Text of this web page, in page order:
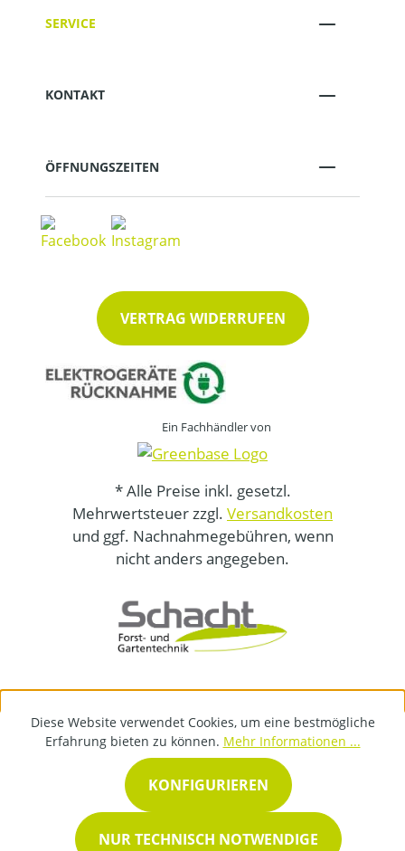
SERVICE
KONTAKT
ÖFFNUNGSZEITEN
VERTRAG WIDERRUFEN
Ein Fachhändler von
* Alle Preise inkl. gesetzl.
Mehrwertsteuer zzgl. Versandkosten
und ggf. Nachnahmegebühren, wenn
nicht anders angegeben.
Diese Website verwendet Cookies, um eine bestmögliche
Erfahrung bieten zu können. Mehr Informationen ...
NUR TECHNISCH NOTWENDIGE
KONFIGURIEREN